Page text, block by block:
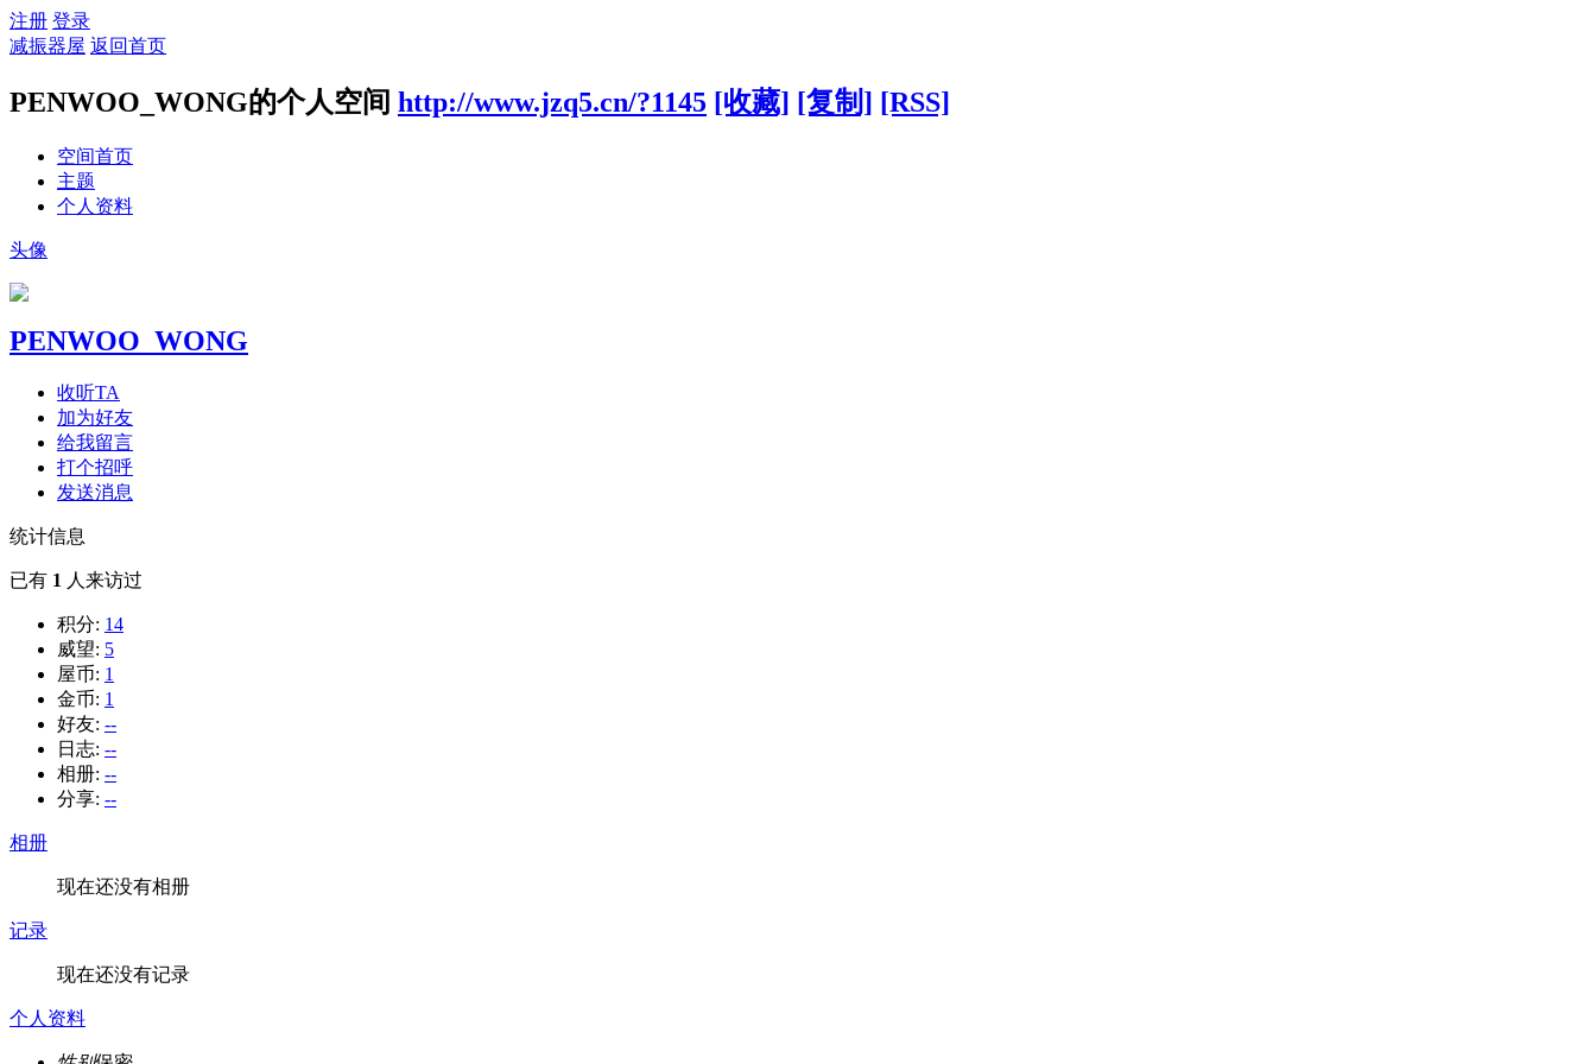
注册 登录
减振器屋 返回首页
PENWOO_WONG的个人空间 http://www.jzq5.cn/?1145 [收藏] [复制] [RSS]
空间首页
主题
个人资料
头像
PENWOO_WONG
收听TA
加为好友
给我留言
打个招呼
发送消息
统计信息
已有 1 人来访过
积分: 14
威望: 5
屋币: 1
金币: 1
好友: --
日志: --
相册: --
分享: --
相册
现在还没有相册
记录
现在还没有记录
个人资料